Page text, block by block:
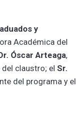
y
Académica del
Óscar Arteaga,
claustro; el Sr.
del programa y el